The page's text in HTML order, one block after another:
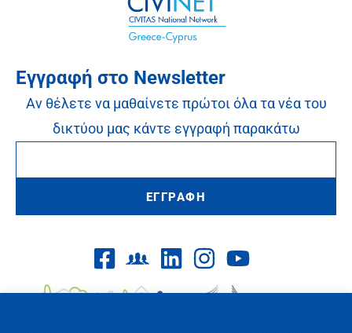
Εγγραφή στο Newsletter
Αν θέλετε να μαθαίνετε πρώτοι όλα τα νέα του
δικτύου μας κάντε εγγραφή παρακάτω
ΕΓΓΡΑΦΗ